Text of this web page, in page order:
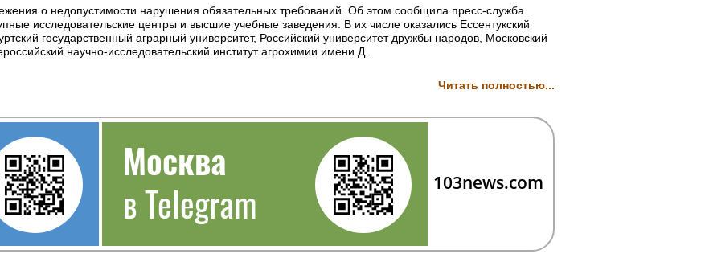
о недопустимости нарушения обязательных требований. Об этом сообщила пресс-служба
исследовательские центры и высшие учебные заведения. В их числе оказались Ессентукский
государственный аграрный университет, Российский университет дружбы народов, Московский
научно-исследовательский институт агрохимии имени Д.
Читать полностью...
Москва
в Telegram
103news.com